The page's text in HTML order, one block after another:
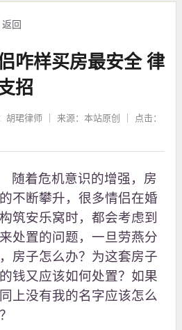
回
咋样买房最安全 律
招
胡珺律师 ｜ 来源：本站原创 ｜ 点击：
随着危机意识的增强，房
不断攀升，很多情侣在婚
筑安乐窝时，都会考虑到
处置的问题，一旦劳燕分
房子怎么办？为这套房子
钱又应该如何处置？如果
上没有我的名字应该怎么